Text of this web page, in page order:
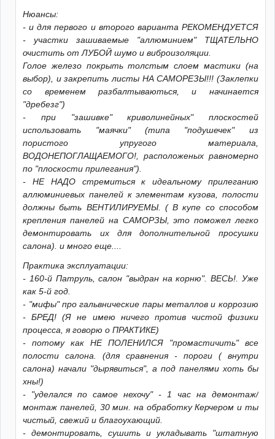
Нюансы:
- и для первого и второго варианта РЕКОМЕНДУЕТСЯ
- участки зашиваемые "аллюминием" ТЩАТЕЛЬНО
очистить от ЛУБОЙ шумо и виброизоляции.
Голое железо покрыть толстым слоем мастики (на
выбор), и закрепить листы НА САМОРЕЗЫ!!! (Заклепки
со временем разбалтываються, и начинается
"дребезг")
- при "зашивке" криволинейных" плоскостей
использовать "маячки" (типа "подушечек" из
пористого упругого материала,
ВОДОНЕПОГЛАЩАЕМОГО!, расположеных равномерно
по "плоскости прилегания").
- НЕ НАДО стремиться к идеальному прилеганию
аллюминиевых панелей к элементам кузова, полости
должны быть ВЕНТИЛИРУЕМЫ. ( В купе со способом
крепления панелей на САМОРЗЫ, это поможел легко
демонтировать их для дополнительной просушки
салона). и много еще....
Практика эксплуатации:
- 160-й Патруль, салон "выдран на корню". ВЕСЬ!. Уже
как 5-й год.
- "мифы" про гальвнические пары металлов и коррозию
- БРЕД! (Я не имею ничего против чистой физики
процесса, я говорю о ПРАКТИКЕ)
- потому как НЕ ПОЛЕНИЛСЯ "промастичить" все
полости салона. (для сравнения - пороги ( внутри
салона) начали "дырявиться", а под панелями хоть бы
хны!)
- "уделался по самое нехочу" - 1 час на демонтаж/
монтаж панелей, 30 мин. на обработку Керчером и ты
чистый, свежий и благоухающий.
- демонтировать, сушить и укладывать "штатную